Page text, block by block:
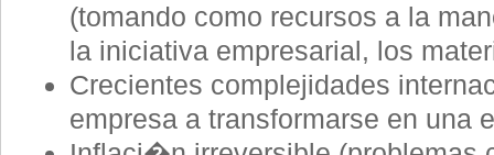
(tomando como recursos a la
la iniciativa empresarial, los
Crecientes complejidades
empresa a transformarse en una